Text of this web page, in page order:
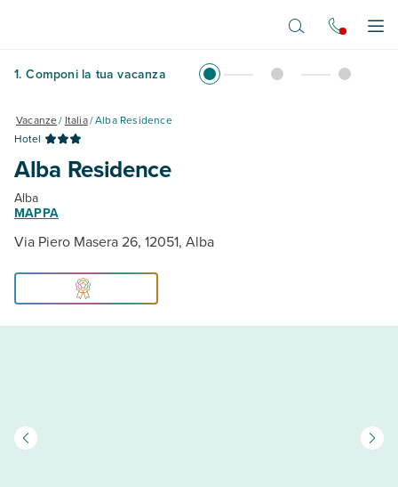
1. Componi la tua vacanza
Vacanze/ Italia/Alba Residence
Hotel
Alba Residence
Alba
MAPPA
Via Piero Masera 26, 12051, Alba